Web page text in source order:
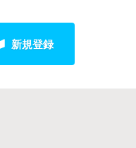
新規登録